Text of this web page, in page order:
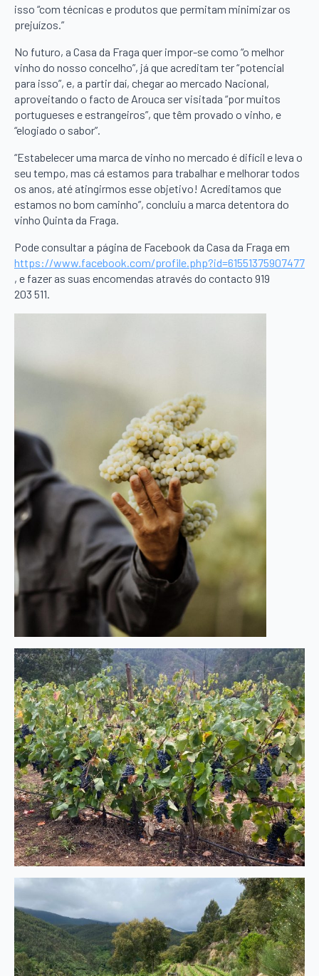
isso “com técnicas e produtos que permitam minimizar os
prejuízos.”
No futuro, a Casa da Fraga quer impor-se como “o melhor
vinho do nosso concelho”, já que acreditam ter “potencial
para isso”, e, a partir daí, chegar ao mercado Nacional,
aproveitando o facto de Arouca ser visitada “por muitos
portugueses e estrangeiros”, que têm provado o vinho, e
“elogiado o sabor”.
“Estabelecer uma marca de vinho no mercado é difícil e leva o
seu tempo, mas cá estamos para trabalhar e melhorar todos
os anos, até atingirmos esse objetivo! Acreditamos que
estamos no bom caminho”, concluiu a marca detentora do
vinho Quinta da Fraga.
Pode consultar a página de Facebook da Casa da Fraga em
https://www.facebook.com/profile.php?id=61551375907477
, e fazer as suas encomendas através do contacto 919
203 511.